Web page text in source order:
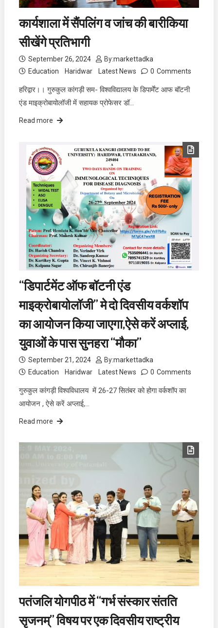
कार्यशाला में सैंपलिंग व जांच की बारीकिया
सीखेंगे प्रतिभागी
September 26, 2024 By:markettadka
Education
Haridwar Latest News 0 Comments
हरिद्वार।। गुरुकुल कांगड़ी सम- विश्वविद्यालय के डिपार्मेंट आफ बॉटनी
एंड माइक्रोबायोलॉजी में सहायक प्रोफेसर डॉ…
Read more
“डिपार्टमेंट ऑफ बॉटनी एंड
माइक्रोबायोलॉजी” मे दो दिवसीय वर्कशॉप
का आयोजन किया जाएगा,ऐसे करें अप्लाई,
युवाओं के पास सुनहरा “मौका”
September 21, 2024 By:markettadka
Education
Haridwar Latest News 0 Comments
गुरुकुल कांगड़ी विश्वविधालय में 26-27 सितंबर को होगा वर्कशॉप का
आयोजन , ऐसे करें अप्लाई,…
Read more
पतंजलि योगपीठ में “गर्भ संस्कार संतति
सृजनम्” विषय पर एक दिवसीय राष्ट्रीय